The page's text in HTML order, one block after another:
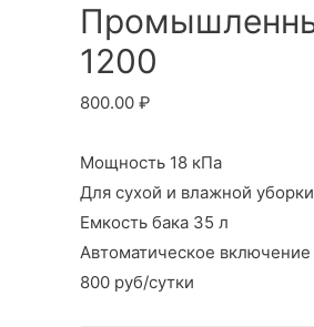
1200
800.00 ₽
Мощность 18 кПа
Для сухой и влажной уборки
Емкость бака 35 л
Автоматическое
800 руб/сутки